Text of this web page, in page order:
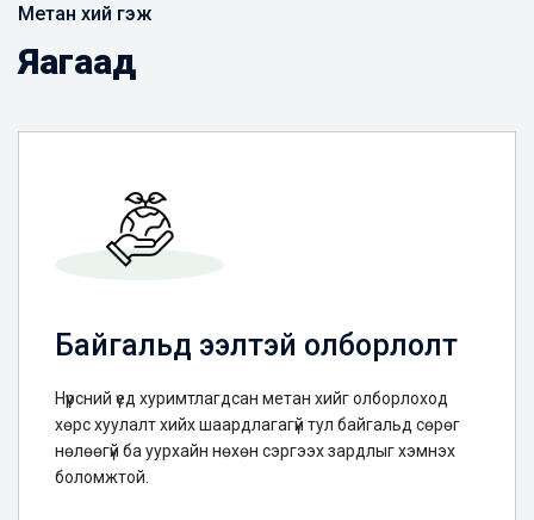
Метан хий гэж
Яагаад
Байгальд ээлтэй олборлолт
Нүүрсний үед хуримтлагдсан метан хийг олборлоход
хөрс хуулалт хийх шаардлагагүй тул байгальд сөрөг
нөлөөгүй ба уурхайн нөхөн сэргээх зардлыг хэмнэх
боломжтой.